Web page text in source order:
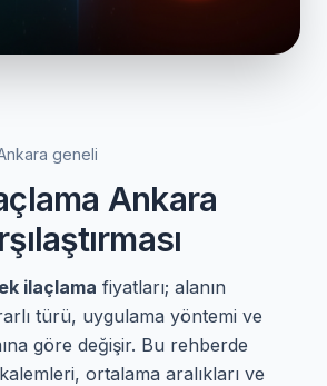
geneli
Ankara
ilaçlama fiyatları; alanın
türü, uygulama yöntemi ve
göre değişir. Bu rehberde
ortalama aralıkları ve